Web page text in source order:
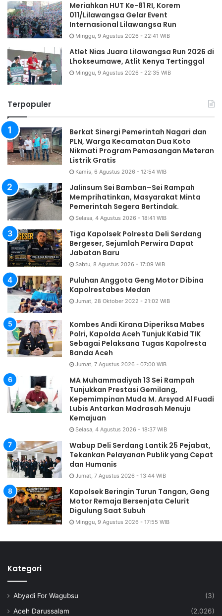
Meriahkan HUT Ke-81 RI, Korem
011/Lilawangsa Gelar Event
Internasional Lilawangsa Run
Minggu, 9 Agustus 2026 - 22:41 WIB
Atlet Nias Juara Lilawangsa Run 2026 di
Lhokseumawe, Atlit Kenya Tertinggal
Minggu, 9 Agustus 2026 - 22:35 WIB
Terpopuler
Berkat Sinergi Pemerintah Nagari dan
PLN, Warga Kecamatan Dua Koto
Nikmati Program Pemasangan Meteran
Listrik Gratis
Kamis, 6 Agustus 2026 - 12:54 WIB
Jalinsum Sei Bamban–Sei Rampah
Memprihatinkan, Masyarakat Minta
Pemerintah Segera Bertindak.
Selasa, 4 Agustus 2026 - 18:41 WIB
Tiga Kapolsek Polresta Deli Serdang
Bergeser, Sejumlah Perwira Dapat
Jabatan Baru
Sabtu, 8 Agustus 2026 - 17:09 WIB
Puluhan Anggota Geng Motor Dibina
Kapolrestabes Medan
Jumat, 28 Oktober 2022 - 21:02 WIB
Kombes Andi Kirana Diperiksa Mabes
Polri, Kapolda Aceh Tunjuk Kabid TIK
Sebagai Pelaksana Tugas Kapolresta
Banda Aceh
Jumat, 7 Agustus 2026 - 07:00 WIB
MA Muhammadiyah 13 Sei Rampah
Tunjukkan Prestasi Gemilang,
Kepemimpinan Muda M. Arsyad Al Fuadi
Lubis Antarkan Madrasah Menuju
Kemajuan
Selasa, 4 Agustus 2026 - 18:37 WIB
Wabup Deli Serdang Lantik 25 Pejabat,
Tekankan Pelayanan Publik yang Cepat
dan Humanis
Jumat, 7 Agustus 2026 - 13:44 WIB
Kapolsek Beringin Turun Tangan, Geng
Motor Remaja Bersenjata Celurit
Digulung Saat Subuh
Minggu, 9 Agustus 2026 - 17:55 WIB
Kategori
Abyadi For Wagubsu
(3)
Aceh Darussalam
(2,026)